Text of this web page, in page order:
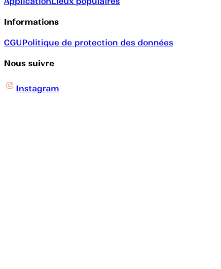
Informations
CGUPolitique de protection des données
Nous suivre
Instagram